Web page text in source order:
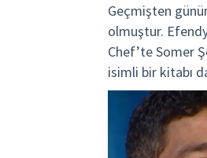
Geçmişten
olmuştur.
Chef’te Somer
isimli bir kitabı